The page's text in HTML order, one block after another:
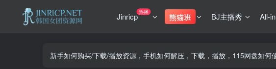
Jinricp热播
熊猫班 BJ主播秀 All-
新手如何购买/下载/播放资源，手机如何解压，下载，播放，115网盘如何